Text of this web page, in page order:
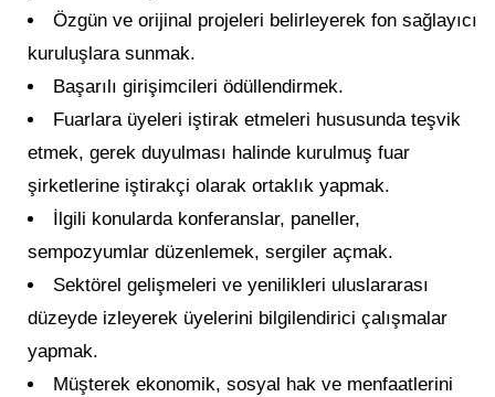
Özgün ve orijinal projeleri belirleyerek fon sağlayıcı
kuruluşlara sunmak.
Başarılı girişimcileri ödüllendirmek.
Fuarlara üyeleri iştirak etmeleri hususunda teşvik
etmek, gerek duyulması halinde kurulmuş fuar
şirketlerine iştirakçi olarak ortaklık yapmak.
İlgili konularda konferanslar, paneller,
sempozyumlar düzenlemek, sergiler açmak.
Sektörel gelişmeleri ve yenilikleri uluslararası
düzeyde izleyerek üyelerini bilgilendirici çalışmalar
yapmak.
Müşterek ekonomik, sosyal hak ve menfaatlerini